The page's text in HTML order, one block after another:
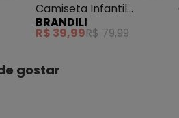
Camiseta Infantil
Menino Malha do Stitch
Azul
BRANDILI
R$ 39,99R$ 79,99
gostar